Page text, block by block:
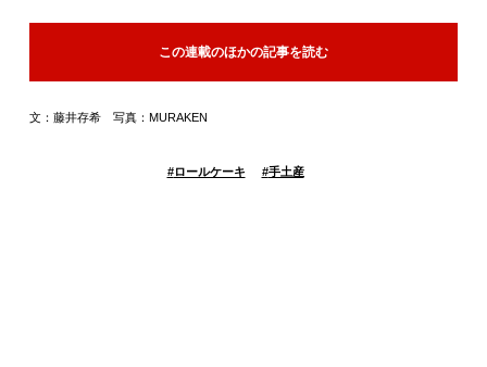
この連載のほかの記事を読む
文：藤井存希 写真：MURAKEN
#ロールケーキ #手土産